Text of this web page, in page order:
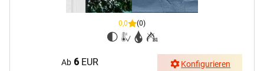
0,0 (0)
Ab 6EUR Konfigurieren